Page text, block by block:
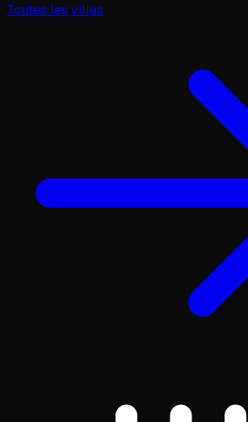
Toutes les villes